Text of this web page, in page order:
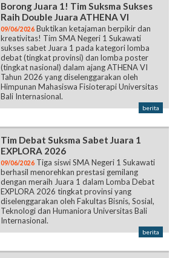
Borong Juara 1! Tim Suksma Sukses
Raih Double Juara ATHENA VI
09/06/2026 Buktikan ketajaman berpikir dan
kreativitas! Tim SMA Negeri 1 Sukawati
sukses sabet Juara 1 pada kategori lomba
debat (tingkat provinsi) dan lomba poster
(tingkat nasional) dalam ajang ATHENA VI
Tahun 2026 yang diselenggarakan oleh
Himpunan Mahasiswa Fisioterapi Universitas
Bali Internasional.
berita
Tim Debat Suksma Sabet Juara 1
EXPLORA 2026
09/06/2026 Tiga siswi SMA Negeri 1 Sukawati
berhasil menorehkan prestasi gemilang
dengan meraih Juara 1 dalam Lomba Debat
EXPLORA 2026 tingkat provinsi yang
diselenggarakan oleh Fakultas Bisnis, Sosial,
Teknologi dan Humaniora Universitas Bali
Internasional.
berita